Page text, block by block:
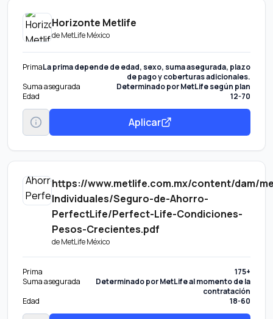
Horizonte Metlife
deMetLife México
PrimaLa prima depende de edad, sexo, suma asegurada, plazo
de pago y coberturas adicionales.
Suma asegurada
Determinado por MetLife según plan
Edad
12-70
Aplicar
https://www.metlife.com.mx/content/dam/
Individuales/Seguro-de-Ahorro-
PerfectLife/Perfect-Life-Condiciones-
Pesos-Crecientes.pdf
deMetLife México
Prima
175+
Suma asegurada
Determinado por MetLife al momento de la
contratación
Edad
18-60